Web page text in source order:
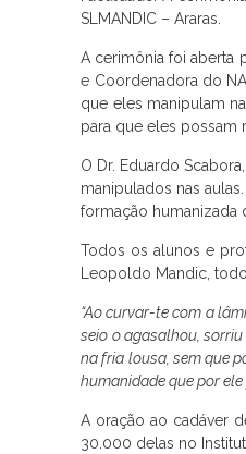
SLMANDIC – Araras.
A cerimônia foi aberta
e Coordenadora do
que eles manipulam
para que eles possam
O Dr. Eduardo
manipulados nas
formação humanizada
Todos os alunos e
Leopoldo Mandic,
“Ao curvar-te com a
seio o agasalhou,
na fria lousa, sem que
humanidade que por
A oração ao cadáver
30.000 delas no